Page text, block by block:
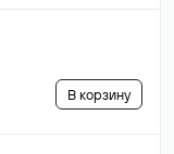
В корзину